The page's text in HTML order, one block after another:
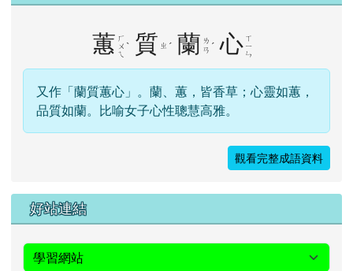
蕙 ㄏ
ㄨ
ㄟ
ˋ 質 ㄓ ˊ 蘭 ㄌ
ㄢ ˊ 心 ㄒ
ㄧ
ㄣ
又作「蘭質蕙心」。蘭、蕙，皆香草；心靈如蕙，
品質如蘭。比喻女子心性聰慧高雅。
觀看完整成語資料
右邊區域內容
好站連結